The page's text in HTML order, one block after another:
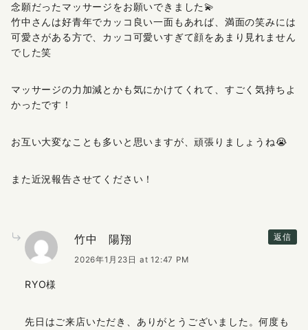
念願だったマッサージをお願いできました💫
竹中さんは好青年でカッコ良い一面もあれば、満面の笑みには
可愛さがある方で、カッコ可愛いすぎて顔をあまり見れません
でした笑
マッサージの力加減とかも気にかけてくれて、すごく気持ちよ
かったです！
お互い大変なことも多いと思いますが、頑張りましょうね😭
また近況報告させてください！
返信
竹中 陽翔
2026年1月23日 at 12:47 PM
RYO様
先日はご来店いただき、ありがとうございました。何度も